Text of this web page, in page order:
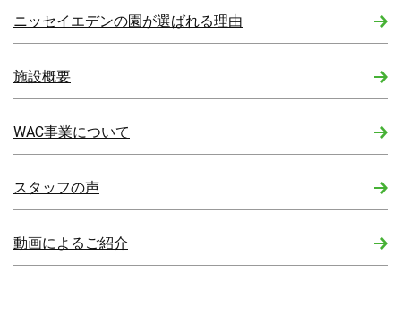
ニッセイエデンの園が選ばれる理由
施設概要
WAC事業について
スタッフの声
動画によるご紹介